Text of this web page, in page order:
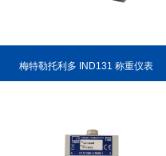
梅特勒托利多 IND131 称重仪表